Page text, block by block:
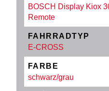
BOSCH Display Kiox
Remote
FAHRRADTYP
E-CROSS
FARBE
schwarz/grau